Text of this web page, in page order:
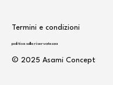
Termini e condizioni
politica sulla riservatezza
© 2025 Asami Concept